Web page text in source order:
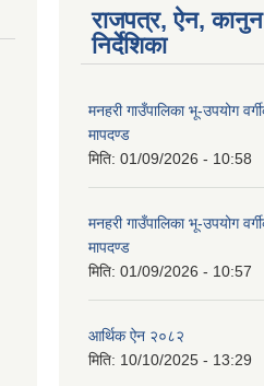
राजपत्र, ऐन,
निर्देशिका
मनहरी गाउँपालिका भू-उपयोग
मापदण्ड
मिति: 01/09/2026 - 10:58
मनहरी गाउँपालिका भू-उपयोग
मापदण्ड
मिति: 01/09/2026 - 10:57
आर्थिक ऐन २०८२
मिति: 10/10/2025 - 13:29